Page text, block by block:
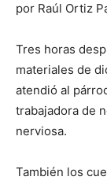
por Raúl Ortiz
Tres horas
materiales de
atendió al
trabajadora de
nerviosa.
También los